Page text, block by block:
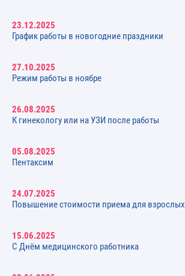
23.12.2025
График работы в новогодние праздники
27.10.2025
Режим работы в ноябре
26.08.2025
К гинекологу или на УЗИ после работы
05.08.2025
Пентаксим
24.07.2025
Повышение стоимости приема для взрослых
15.06.2025
С Днём медицинского работника